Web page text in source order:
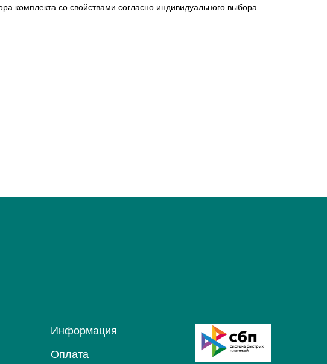
комплекта со свойствами согласно индивидуального выбора
Оплата
Информация